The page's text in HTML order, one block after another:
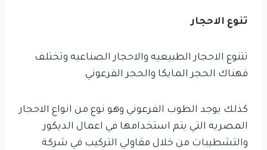
تنوع الاحجار
تتنوع الاحجار الطبيعيه والاحجار الصناعيه وتختلف
فهناك الحجر المايكا والحجر الفرعوني
كذلك يوجد الطوب الفرعوني وهو نوع من انواع الاحجار
المصريه التي يتم استخدامها في اعمال الديكور
والتشطيبات من خلال مقاولي التركيب في شركة